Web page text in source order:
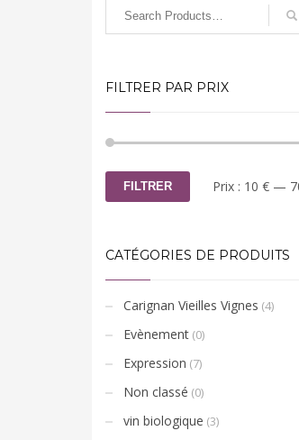
FILTRER PAR PRIX
FILTRER Prix : 10 €—
CATÉGORIES DE PRODUITS
Carignan Vieilles Vignes (4)
Evènement (0)
Expression (7)
Non classé (0)
vin biologique (3)